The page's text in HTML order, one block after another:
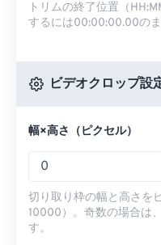
トリムの終了位置（
するには00:00:00.00のま
ビデオクロップ設
幅×高さ（ピクセル）
切り取り枠の幅と高さを
10000）。奇数の場合は
す。